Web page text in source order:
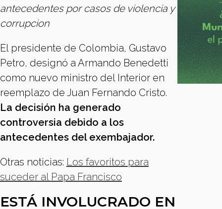
antecedentes por casos de violencia y
corrupcion
El presidente de Colombia, Gustavo
Petro, designó a Armando Benedetti
como nuevo ministro del Interior en
reemplazo de Juan Fernando Cristo.
La decisión ha generado
controversia debido a los
antecedentes del exembajador.
Otras noticias: Los favoritos para
suceder al Papa Francisco
ESTÁ INVOLUCRADO EN